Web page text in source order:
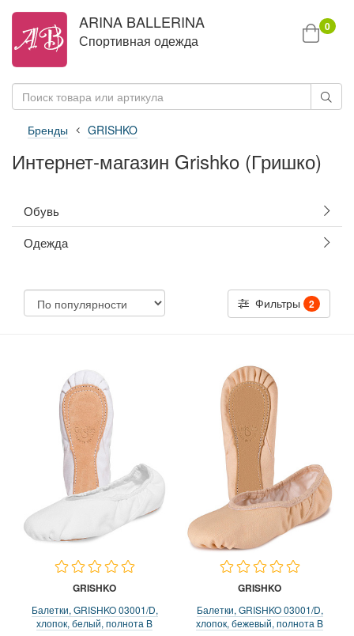
ARINA BALLERINA
Спортивная одежда
0
Бренды GRISHKO
Интернет-магазин Grishko (Гришко)
Обувь
Одежда
Фильтры 2
GRISHKO
Балетки, GRISHKO 03001/D,
хлопок, белый, полнота B
GRISHKO
Балетки, GRISHKO 03001/D,
хлопок, бежевый, полнота B